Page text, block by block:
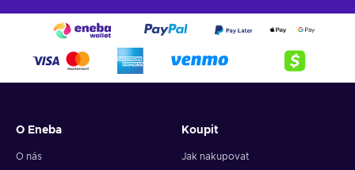
O Eneba
O nás
Koupit
Jak nakupovat